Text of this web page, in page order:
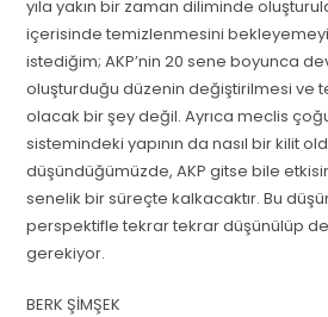
yıla yakın bir zaman diliminde
içerisinde temizlenmesini
istediğim; AKP’nin 20 sene boyunca
oluşturduğu düzenin değiştirilmesi ve
olacak bir şey değil. Ayrıca meclis
sistemindeki yapının da nasıl bir kilit
düşündüğümüzde, AKP gitse bile
senelik bir süreçte kalkacaktır. Bu
perspektifle tekrar tekrar düşünülüp
gerekiyor.
BERK ŞİMŞEK